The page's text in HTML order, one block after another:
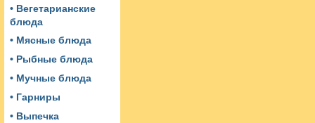
• Вегетарианские
блюда
• Мясные блюда
• Рыбные блюда
• Мучные блюда
• Гарниры
• Выпечка